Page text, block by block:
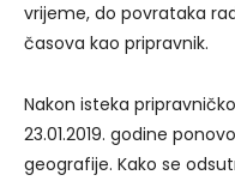
vrijeme, do povrataka
časova kao pripravnik.
Nakon isteka
23.01.2019. godine
geografije. Kako se